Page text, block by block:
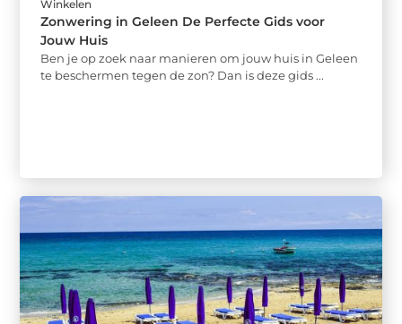
Winkelen
Zonwering in Geleen De Perfecte Gids voor
Jouw Huis
Ben je op zoek naar manieren om jouw huis in Geleen
te beschermen tegen de zon? Dan is deze gids ...